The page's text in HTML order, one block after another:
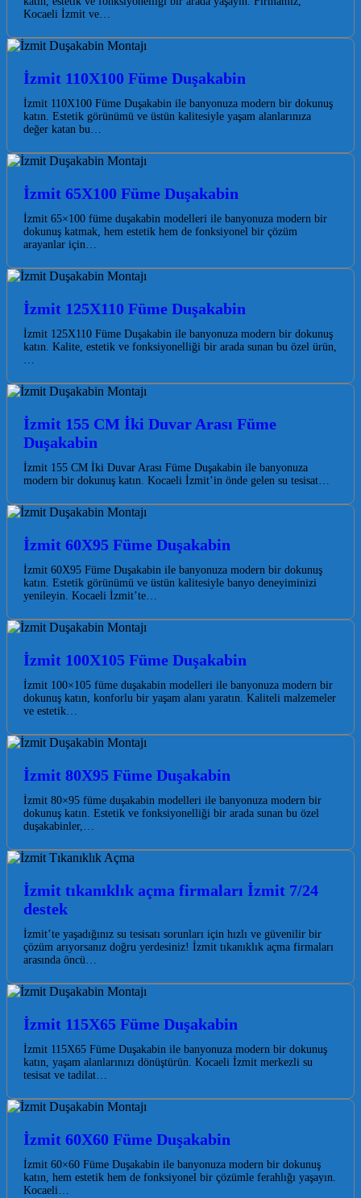
Kocaeli İzmit ve…
İzmit 110X100 Füme Duşakabin
İzmit 110X100 Füme Duşakabin ile banyonuza modern bir dokunuş
katın. Estetik görünümü ve üstün kalitesiyle yaşam alanlarınıza
değer katan bu…
İzmit 65X100 Füme Duşakabin
İzmit 65×100 füme duşakabin modelleri ile banyonuza modern bir
dokunuş katmak, hem estetik hem de fonksiyonel bir çözüm
arayanlar için…
İzmit 125X110 Füme Duşakabin
İzmit 125X110 Füme Duşakabin ile banyonuza modern bir dokunuş
katın. Kalite, estetik ve fonksiyonelliği bir arada sunan bu özel ürün,
…
İzmit 155 CM İki Duvar Arası Füme
Duşakabin
İzmit 155 CM İki Duvar Arası Füme Duşakabin ile banyonuza
modern bir dokunuş katın. Kocaeli İzmit’in önde gelen su tesisat…
İzmit 60X95 Füme Duşakabin
İzmit 60X95 Füme Duşakabin ile banyonuza modern bir dokunuş
katın. Estetik görünümü ve üstün kalitesiyle banyo deneyiminizi
yenileyin. Kocaeli İzmit’te…
İzmit 100X105 Füme Duşakabin
İzmit 100×105 füme duşakabin modelleri ile banyonuza modern bir
dokunuş katın, konforlu bir yaşam alanı yaratın. Kaliteli malzemeler
ve estetik…
İzmit 80X95 Füme Duşakabin
İzmit 80×95 füme duşakabin modelleri ile banyonuza modern bir
dokunuş katın. Estetik ve fonksiyonelliği bir arada sunan bu özel
duşakabinler,…
İzmit tıkanıklık açma firmaları İzmit 7/24
destek
İzmit’te yaşadığınız su tesisatı sorunları için hızlı ve güvenilir bir
çözüm arıyorsanız doğru yerdesiniz! İzmit tıkanıklık açma firmaları
arasında öncü…
İzmit 115X65 Füme Duşakabin
İzmit 115X65 Füme Duşakabin ile banyonuza modern bir dokunuş
katın, yaşam alanlarınızı dönüştürün. Kocaeli İzmit merkezli su
tesisat ve tadilat…
İzmit 60X60 Füme Duşakabin
İzmit 60×60 Füme Duşakabin ile banyonuza modern bir dokunuş
katın, hem estetik hem de fonksiyonel bir çözümle ferahlığı yaşayın.
Kocaeli…